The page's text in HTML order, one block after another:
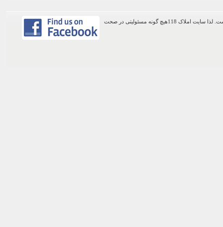
اطلاعات موجود در این وب سایت از طریق کاربران عمومی سایت ثبت شده است. لذا سایت املاک 118هیچ گونه مسئولیتی در صحت